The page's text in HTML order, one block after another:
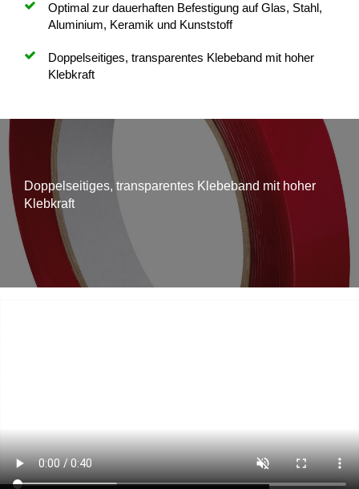
Optimal zur dauerhaften Befestigung auf Glas, Stahl,
Aluminium, Keramik und Kunststoff
Doppelseitiges, transparentes Klebeband mit hoher
Klebkraft
Doppelseitiges, transparentes Klebeband mit hoher
Klebkraft